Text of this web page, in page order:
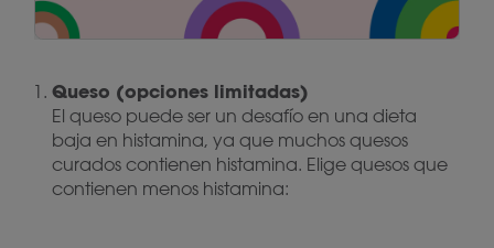
Queso (opciones limitadas)
El queso puede ser un desafío en una dieta
baja en histamina, ya que muchos quesos
curados contienen histamina. Elige quesos que
contienen menos histamina: